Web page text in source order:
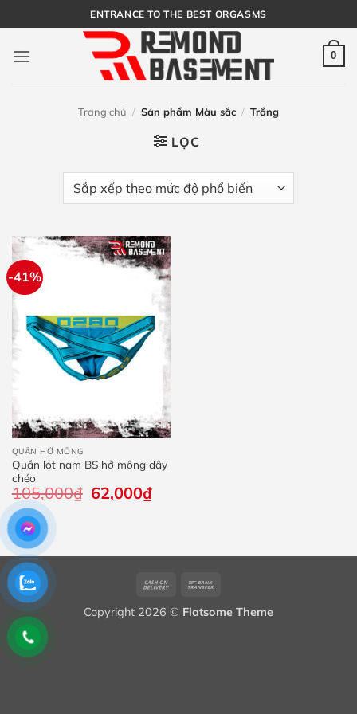
qua
nội
ENTRANCE TO THE BEST ORGASMS
0
Trang chủ / Sản phẩm Màu sắc / Trắng
LỌC
-41%
QUẦN HỞ MÔNG
Quần lót nam BS hở mông dây
chéo
105,000₫ Giá
gốc
62,000₫Giá
hiện
Cash
Delivery
Copyright 2026 © Flatsome Theme